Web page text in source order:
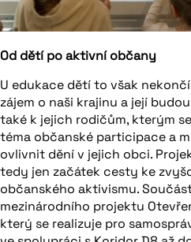
Od dětí po aktivní občany
U edukace dětí to však
zájem o naši krajinu a její
také k jejich rodičům, kterým
téma občanské participace a
ovlivnit dění v jejich obci.
tedy jen začátek cesty ke
občanského aktivismu.
mezinárodního projektu
který se realizuje pro